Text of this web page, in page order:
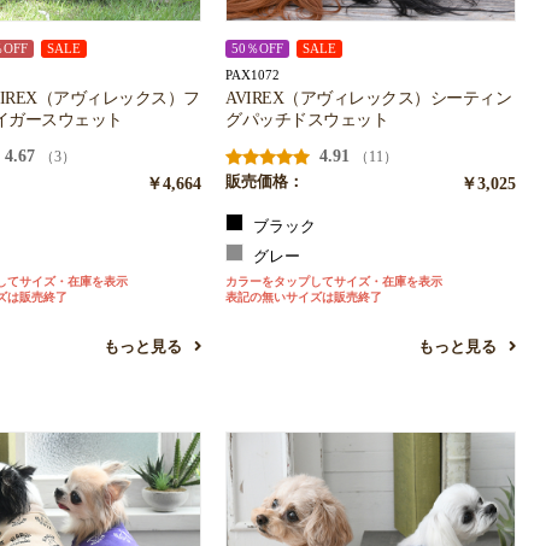
OFF SALE
（アヴィレックス）フ
ガースウェット
（3）
￥4,664
てサイズ・在庫を表示
は販売終了
もっと見る
50％OFF SALE
PAX1072
AVIREX（アヴィレックス）シーティン
グパッチドスウェット
4.91
（11）
販売価格：
￥3,025
ブラック
グレー
カラーをタップしてサイズ・在庫を表示
表記の無いサイズは販売終了
もっと見る